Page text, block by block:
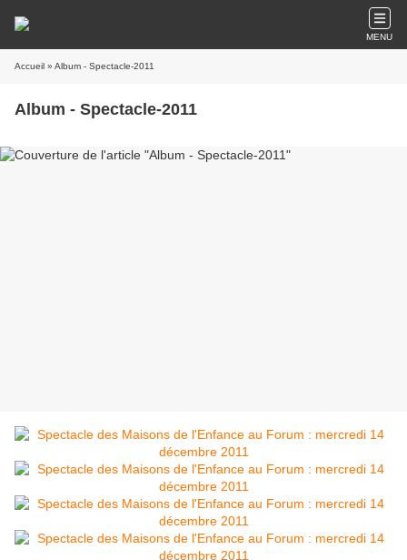
MENU
Accueil » Album - Spectacle-2011
Album - Spectacle-2011